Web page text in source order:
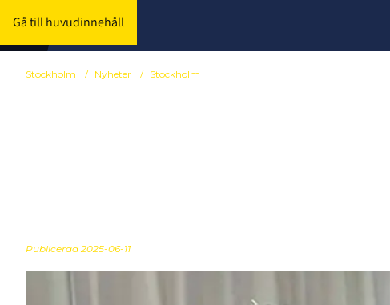
Gå till huvudinnehåll
Stockholm / Nyheter / Stockholm
Publicerad 2025-06-11